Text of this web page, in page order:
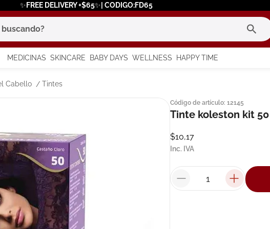
✨FREE DELIVERY +$65✨| CODIGO:FD65
MEDICINAS SKINCARE BABY DAYS WELLNESS HAPPY TIME
Cabello Tintes
Código de artículo: 12145
Tinte koleston kit
$10,17
Inc. IVA
más buscados